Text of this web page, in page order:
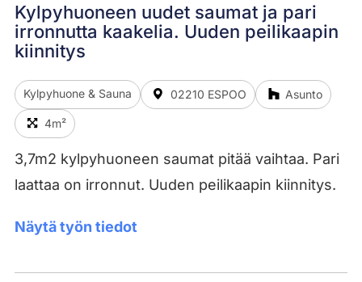
Kylpyhuoneen uudet saumat ja pari
irronnutta kaakelia. Uuden peilikaapin
kiinnitys
Kylpyhuone & Sauna 02210 ESPOO Asunto
4m²
3,7m2 kylpyhuoneen saumat pitää vaihtaa. Pari
laattaa on irronnut. Uuden peilikaapin kiinnitys.
Näytä työn tiedot